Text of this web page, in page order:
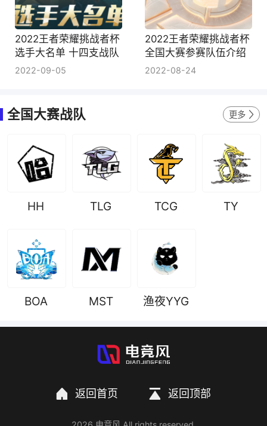
2022王者荣耀挑战者杯
选手大名单 十四支战队
并驱争先
2022-09-05
2022王者荣耀挑战者杯
全国大赛参赛队伍介绍
新生代选手初出茅庐
2022-08-24
全国大赛战队 更多
HH TLG TCG TY
BOA MST 渔夜YYG
返回首页 返回顶部